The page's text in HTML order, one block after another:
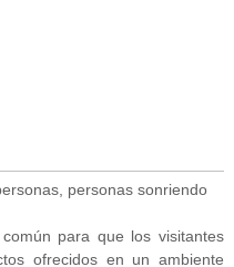
para que los visitantes
ofrecidos en un ambiente